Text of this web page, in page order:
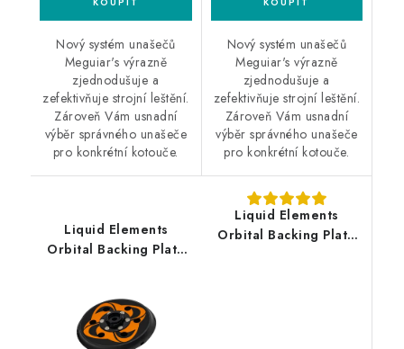
Nový systém unašečů
Meguiar's výrazně
zjednodušuje a
zefektivňuje strojní leštění.
Zároveň Vám usnadní
výběr správného unašeče
pro konkrétní kotouče.
Nový systém unašečů
Meguiar's výrazně
zjednodušuje a
zefektivňuje strojní leštění.
Zároveň Vám usnadní
výběr správného unašeče
pro konkrétní kotouče.
Liquid Elements
Orbital Backing Plate
V2
Liquid Elements
Orbital Backing Plate